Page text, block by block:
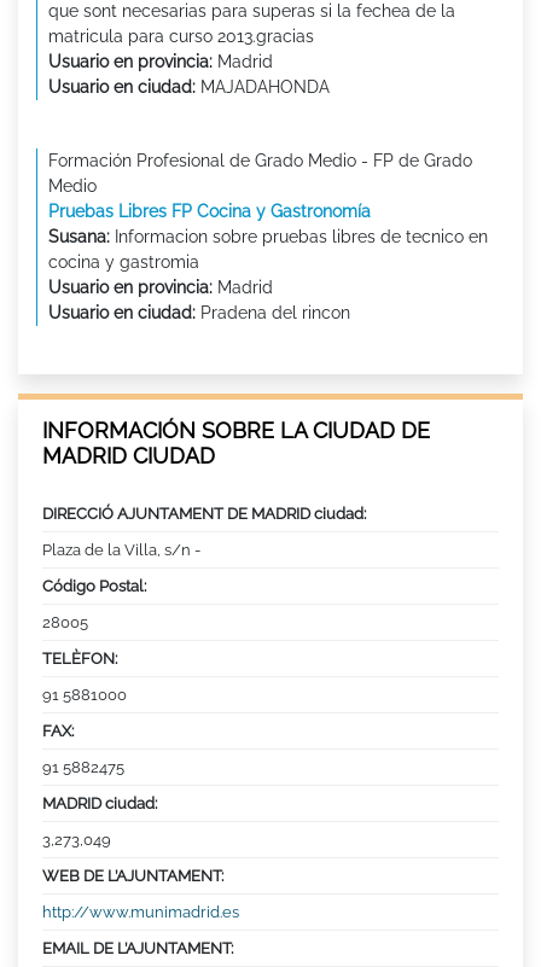
que sont necesarias para superas si la fechea de la
matricula para curso 2013.gracias
Usuario en provincia: Madrid
Usuario en ciudad: MAJADAHONDA
Formación Profesional de Grado Medio - FP de Grado
Medio
Pruebas Libres FP Cocina y Gastronomía
Susana: Informacion sobre pruebas libres de tecnico en
cocina y gastromia
Usuario en provincia: Madrid
Usuario en ciudad: Pradena del rincon
INFORMACIÓN SOBRE LA CIUDAD DE
MADRID CIUDAD
DIRECCIÓ AJUNTAMENT DE MADRID ciudad:
Plaza de la Villa, s/n -
Código Postal:
28005
TELÈFON:
91 5881000
FAX:
91 5882475
MADRID ciudad:
3,273,049
WEB DE L’AJUNTAMENT:
http://www.munimadrid.es
EMAIL DE L’AJUNTAMENT: